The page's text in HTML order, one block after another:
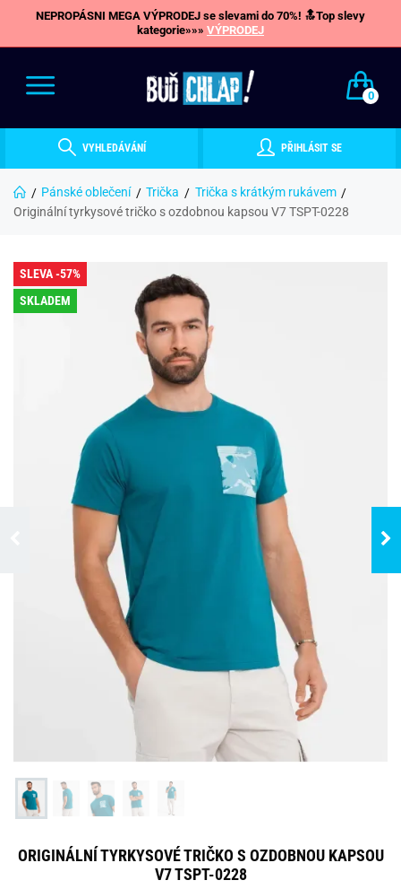
NEPROPÁSNI MEGA VÝPRODEJ se slevami do 70%! 🔝Top slevy
kategorie»»» VÝPRODEJ
0
VYHLEDÁVÁNÍ PŘIHLÁSIT SE
Pánské oblečení Trička
Trička s krátkým rukávem
Originální tyrkysové tričko s ozdobnou kapsou V7 TSPT-0228
SLEVA -57%
SKLADEM
ORIGINÁLNÍ TYRKYSOVÉ TRIČKO S OZDOBNOU KAPSOU
V7 TSPT-0228